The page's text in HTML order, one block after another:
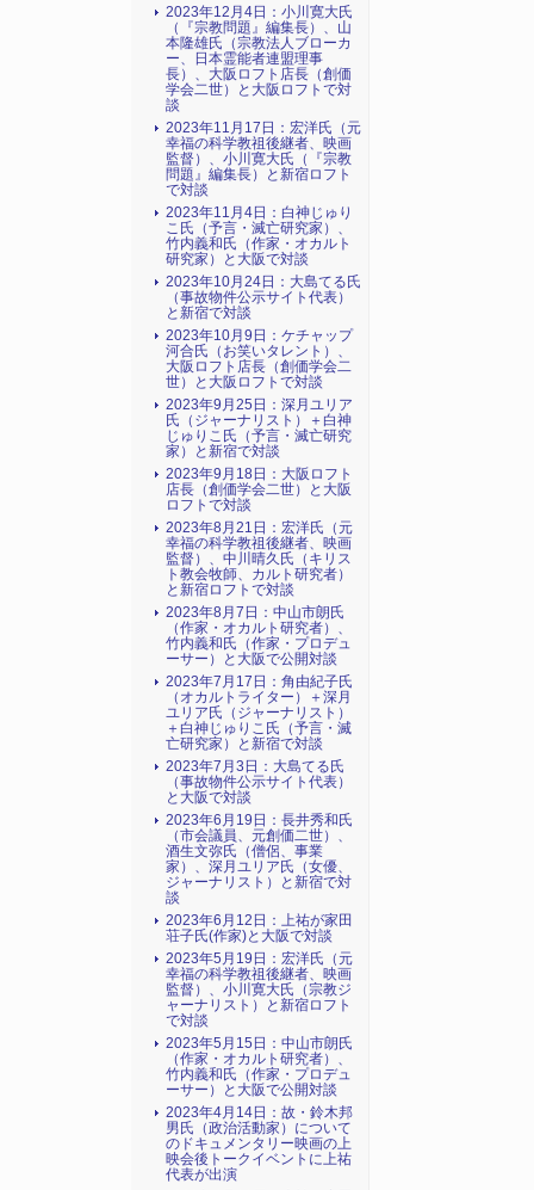
2023年12月4日：小川寛大氏
（『宗教問題』編集長）、山
本隆雄氏（宗教法人ブローカ
ー、日本霊能者連盟理事
長）、大阪ロフト店長（創価
学会二世）と大阪ロフトで対
談
2023年11月17日：宏洋氏（元
幸福の科学教祖後継者、映画
監督）、小川寛大氏（『宗教
問題』編集長）と新宿ロフト
で対談
2023年11月4日：白神じゅり
こ氏（予言・滅亡研究家）、
竹内義和氏（作家・オカルト
研究家）と大阪で対談
2023年10月24日：大島てる氏
（事故物件公示サイト代表）
と新宿で対談
2023年10月9日：ケチャップ
河合氏（お笑いタレント）、
大阪ロフト店長（創価学会二
世）と大阪ロフトで対談
2023年9月25日：深月ユリア
氏（ジャーナリスト）＋白神
じゅりこ氏（予言・滅亡研究
家）と新宿で対談
2023年9月18日：大阪ロフト
店長（創価学会二世）と大阪
ロフトで対談
2023年8月21日：宏洋氏（元
幸福の科学教祖後継者、映画
監督）、中川晴久氏（キリス
ト教会牧師、カルト研究者）
と新宿ロフトで対談
2023年8月7日：中山市朗氏
（作家・オカルト研究者）、
竹内義和氏（作家・プロデュ
ーサー）と大阪で公開対談
2023年7月17日：角由紀子氏
（オカルトライター）＋深月
ユリア氏（ジャーナリスト）
＋白神じゅりこ氏（予言・滅
亡研究家）と新宿で対談
2023年7月3日：大島てる氏
（事故物件公示サイト代表）
と大阪で対談
2023年6月19日：長井秀和氏
（市会議員、元創価二世）、
酒生文弥氏（僧侶、事業
家）、深月ユリア氏（女優、
ジャーナリスト）と新宿で対
談
2023年6月12日：上祐が家田
荘子氏(作家)と大阪で対談
2023年5月19日：宏洋氏（元
幸福の科学教祖後継者、映画
監督）、小川寛大氏（宗教ジ
ャーナリスト）と新宿ロフト
で対談
2023年5月15日：中山市朗氏
（作家・オカルト研究者）、
竹内義和氏（作家・プロデュ
ーサー）と大阪で公開対談
2023年4月14日：故・鈴木邦
男氏（政治活動家）について
のドキュメンタリー映画の上
映会後トークイベントに上祐
代表が出演